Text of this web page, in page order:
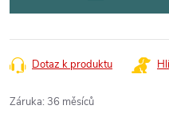
Dotaz k produktu
Záruka: 36 měsíců